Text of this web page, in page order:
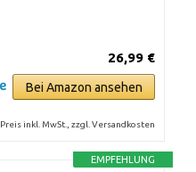
26,99 €
Bei Amazon ansehen
Preis inkl. MwSt., zzgl. Versandkosten
EMPFEHLUNG